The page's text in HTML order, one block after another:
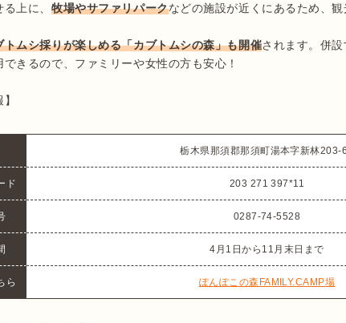
る上に、牧場やサファリパークなどの施設が近くにあるため、
トムシ採りが楽しめる「カブトムシの森」も開催されます。併
できるので、ファミリーや女性の方も安心！
栃木県那須郡那須町湯本字新林203-
ド 203 271 397*11
0287-74-5528
4月1日から11月末日まで
ら ぽんぽこの森FAMILY.CAMP場